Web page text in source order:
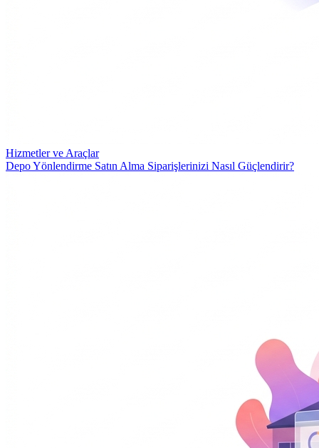
Hizmetler ve Araçlar
Depo Yönlendirme Satın Alma Siparişlerinizi Nasıl Güçlendirir?